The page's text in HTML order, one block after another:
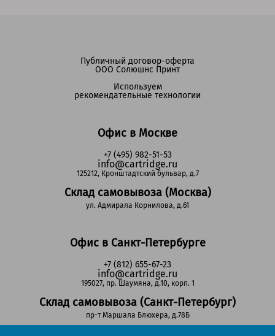
Офис в Москве
+7 (495) 982-51-53
info@cartridge.ru
125212, Кронштадтский бульвар, д.7
Склад самовывоза (Москва)
ул. Адмирала Корнилова, д.61
Офис в Санкт-Петербурге
+7 (812) 655-67-23
info@cartridge.ru
195027, пр. Шаумяна, д.10, корп. 1
Склад самовывоза (Санкт-Петербург)
пр-т Маршала Блюхера, д.78Б
Публичный договор-оферта
ООО Солюшнс Принт
Используем
рекомендательные технологии